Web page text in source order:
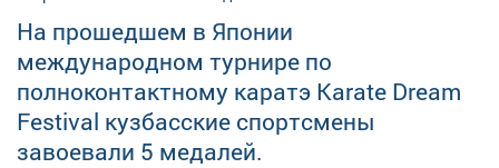
На прошедшем в Японии
международном турнире по
полноконтактному каратэ Karate Dream
Festival кузбасские спортсмены
завоевали 5 медалей.